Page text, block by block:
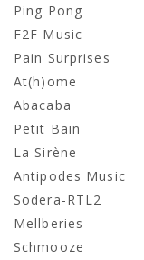
Ping Pong
F2F Music
Pain Surprises
At(h)ome
Abacaba
Petit Bain
La Sirène
Antipodes Music
Sodera-RTL2
Mellberies
Schmooze